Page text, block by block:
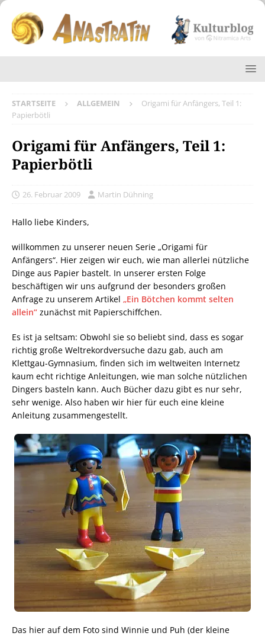
STARTSEITE ALLGEMEIN
Origami für Anfängers, Teil 1:
Papierbötli
Origami für Anfängers, Teil 1:
Papierbötli
26. Februar 2009 Martin Dühning
Hallo liebe Kinders,
willkommen zu unserer neuen Serie „Origami für
Anfängers“. Hier zeigen wir euch, wie man allerlei nützliche
Dinge aus Papier bastelt. In unserer ersten Folge
beschäftigen wir uns aufgrund der besonders großen
Anfrage zu unserem Artikel „Ein Bötchen kommt selten
allein“ zunächst mit Papierschiffchen.
Es ist ja seltsam: Obwohl sie so beliebt sind, dass es sogar
richtig große Weltrekordversuche dazu gab, auch am
Klettgau-Gymnasium, finden sich im weltweiten Internetz
kaum echt richtige Anleitungen, wie man solche nützlichen
Dingers basteln kann. Auch Bücher dazu gibt es nur sehr,
sehr wenige. Also haben wir hier für euch eine kleine
Anleitung zusammengestellt.
Das hier auf dem Foto sind Winnie und Puh (der kleine